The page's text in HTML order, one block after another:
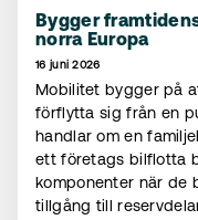
Bygger
norra Europa
16 juni 2026
Mobilitet bygger på
förflytta sig från en
handlar om en
ett företags bilflotta
komponenter när de
tillgång till